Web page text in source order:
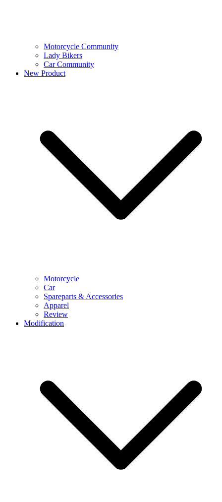
Motorcycle Community
Lady Bikers
Car Community
New Product
Motorcycle
Car
Spareparts & Accessories
Apparel
Review
Modification